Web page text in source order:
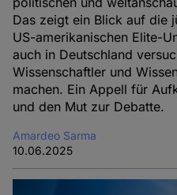
Das zeigt ein Blick auf die
US-amerikanischen Elite-
auch in Deutschland
Wissenschaftler und
machen. Ein Appell für
und den Mut zur Debatte.
Amardeo Sarma
10.06.2025